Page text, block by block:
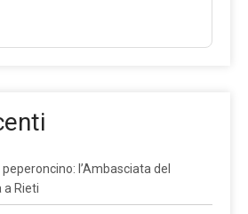
l’Ambasciata del
Rieti